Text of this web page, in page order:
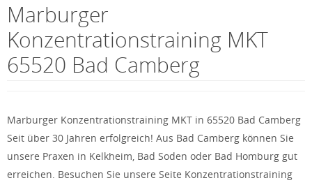
Marburger
Konzentrationstraining MKT
65520 Bad Camberg
Marburger Konzentrationstraining MKT in 65520 Bad Camberg
Seit über 30 Jahren erfolgreich! Aus Bad Camberg können Sie
unsere Praxen in Kelkheim, Bad Soden oder Bad Homburg gut
erreichen. Besuchen Sie unsere Seite Konzentrationstraining